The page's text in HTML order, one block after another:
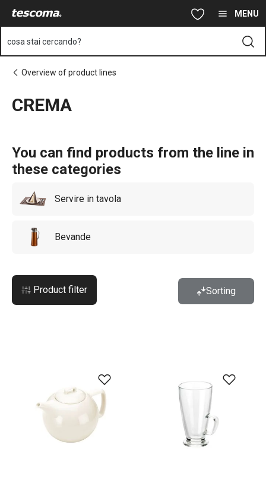
Vai al contenuto principale MENU
cosa stai cercando?
Overview of product lines
CREMA
You can find products from the line in
these categories
Servire in tavola
Bevande
Product filter Sorting